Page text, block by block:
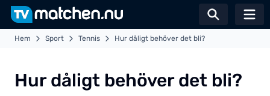
Växla
Hem Sport Tennis Hur dåligt behöver det bli?
Hur dåligt behöver det bli?